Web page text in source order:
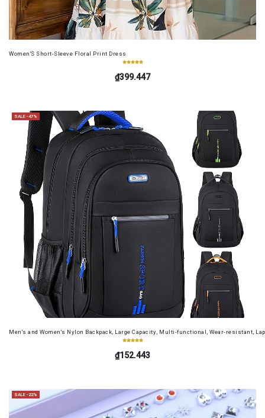
Women'S Short-Sleeve Floral Print Dress
₫399.447
SALE -47%
Men's and Women's Nylon Backpack, Large Capacity, Multi-functional, Wear-resistant,
₫152.443
SALE -22%